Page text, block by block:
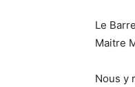
Le
Maitre
Nous y